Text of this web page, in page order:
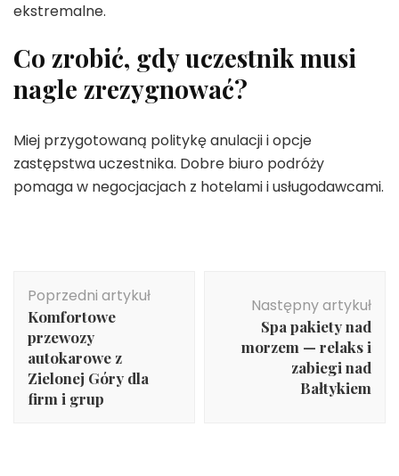
ekstremalne.
Co zrobić, gdy uczestnik musi
nagle zrezygnować?
Miej przygotowaną politykę anulacji i opcje
zastępstwa uczestnika. Dobre biuro podróży
pomaga w negocjacjach z hotelami i usługodawcami.
wpisu
Poprzedni artykuł
Komfortowe
przewozy
autokarowe z
Zielonej Góry dla
firm i grup
Następny artykuł
Spa pakiety nad
morzem — relaks i
zabiegi nad
Bałtykiem